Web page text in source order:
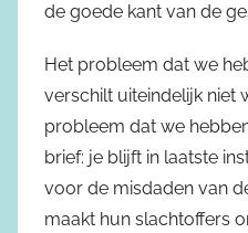
de goede kant van de
Het probleem dat we
verschilt uiteindelijk niet
probleem dat we
brief: je blijft in laatste
voor de misdaden van
maakt hun slachtoffers